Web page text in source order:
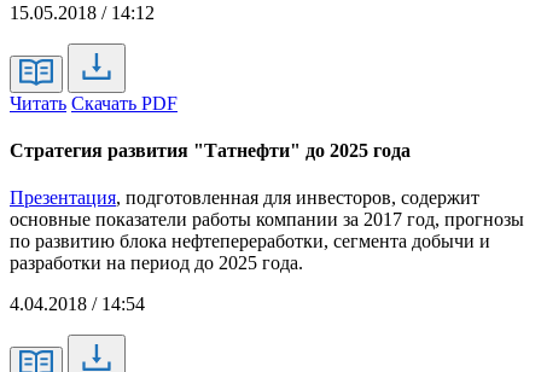
15.05.2018 / 14:12
Читать Скачать PDF
Стратегия развития "Татнефти" до 2025 года
Презентация, подготовленная для инвесторов, содержит
основные показатели работы компании за 2017 год, прогнозы
по развитию блока нефтепереработки, сегмента добычи и
разработки на период до 2025 года.
4.04.2018 / 14:54